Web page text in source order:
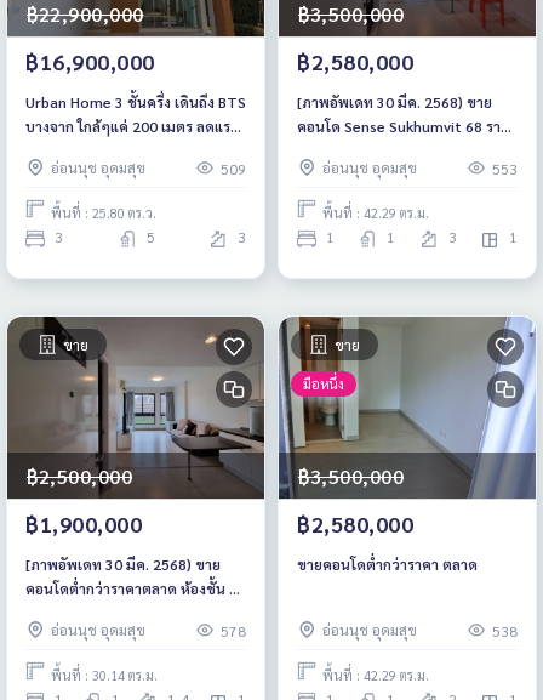
฿22,900,000
฿16,900,000
Urban Home 3 ชั้นครึ่ง เดินถึง BTS
บางจาก ใกล้ๆแค่ 200 เมตร ลดแรง
อ่อนนุช อุดมสุข
509
พื้นที่ : 25.80 ตร.ว.
3 5 3
฿3,500,000
฿2,580,000
[ภาพอัพเดท 30 มีค. 2568) ขาย
คอนโด Sense Sukhumvit 68 ราคา
อ่อนนุช อุดมสุข
553
พื้นที่ : 42.29 ตร.ม.
1 1 3 1
ขาย
฿2,500,000
฿1,900,000
[ภาพอัพเดท 30 มีค. 2568) ขาย
คอนโดต่ำกว่าราคาตลาด ห้องชั้น 2
อ่อนนุช อุดมสุข
578
พื้นที่ : 30.14 ตร.ม.
ขาย
มือหนึ่ง
฿3,500,000
฿2,580,000
ขายคอนโดต่ำกว่าราคา ตลาด
อ่อนนุช อุดมสุข 538
พื้นที่ : 42.29 ตร.ม.